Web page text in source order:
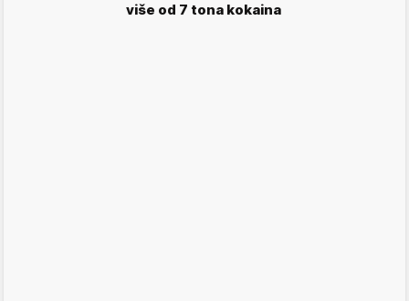
više od 7 tona kokaina